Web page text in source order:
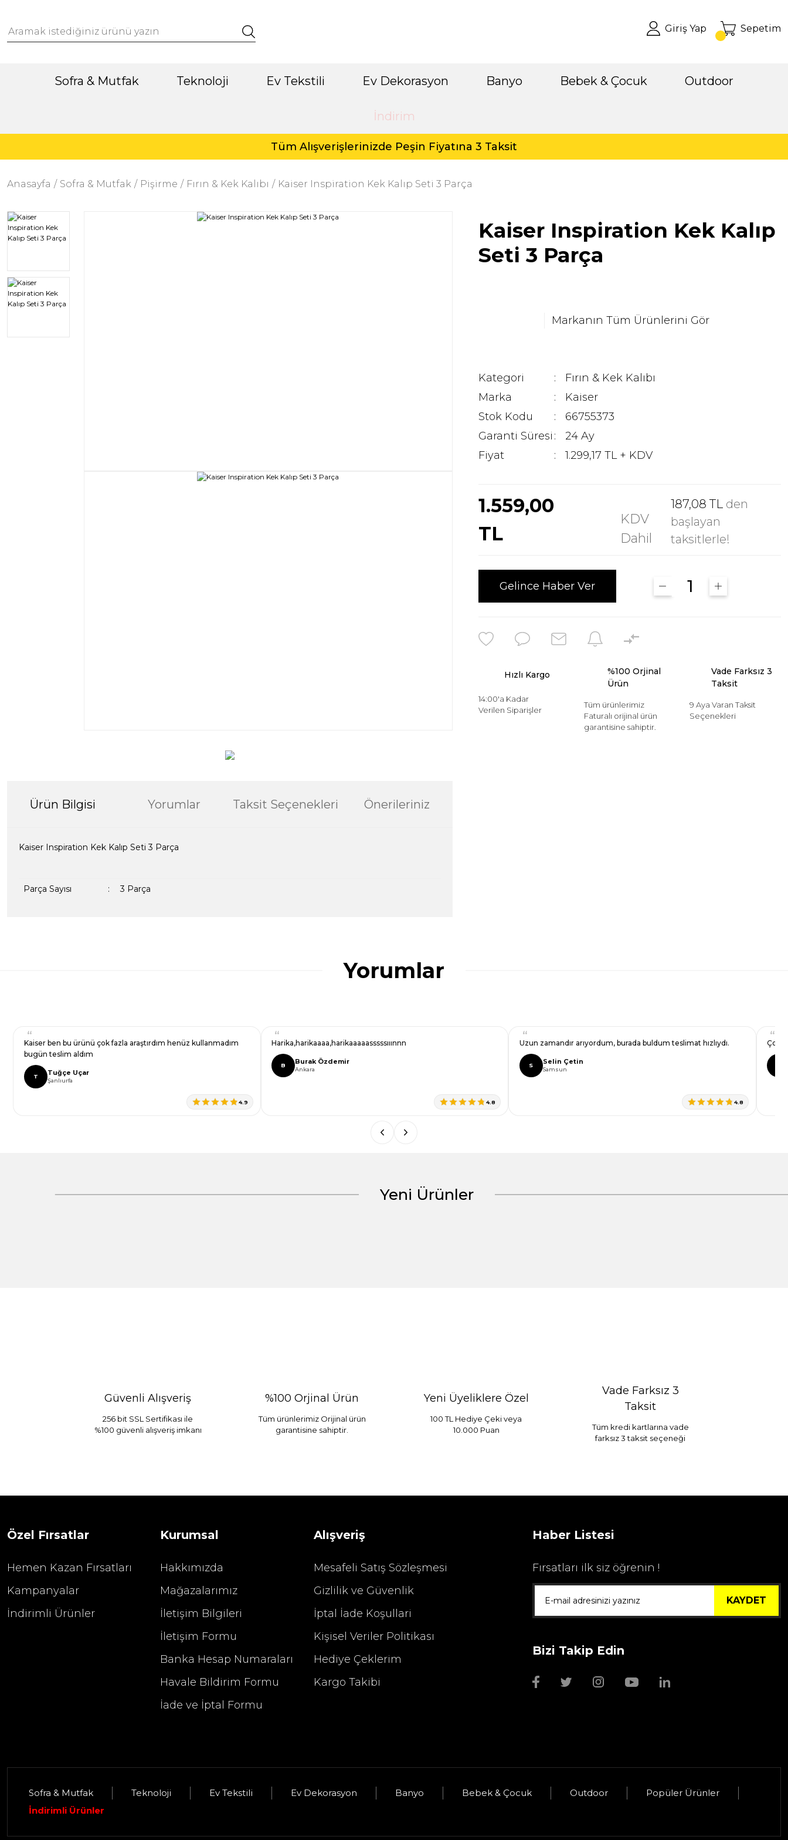
Giriş Yap Sepetim
Sofra & Mutfak Teknoloji Ev Tekstili Ev Dekorasyon Banyo Bebek & Çocuk Outdoor
İndirim
Tüm Alışverişlerinizde Peşin Fiyatına 3 Taksit
Anasayfa Sofra & Mutfak Pişirme Fırın & Kek Kalıbı Kaiser Inspiration Kek Kalıp Seti 3 Parça
Ürün Bilgisi Yorumlar Taksit Seçenekleri Önerileriniz
Kaiser Inspiration Kek Kalıp Seti 3 Parça
Parça Sayısı : 3 Parça
Bu ürüne benzer farklı alternatifler olmalı.
Kaiser Inspiration Kek Kalıp
Seti 3 Parça
Markanın Tüm Ürünlerini Gör
Kategori
Fırın & Kek Kalıbı
Marka
Kaiser
Stok Kodu
66755373
Garanti Süresi
24 Ay
Fiyat
1.299,17 TL + KDV
1.559,00
TL
KDV
Dahil
187,08 TLden
başlayan
taksitlerle!
Gelince Haber Ver
Hızlı Kargo
14:00'a Kadar
Verilen Siparişler
%100 Orjinal
Ürün
Tüm ürünlerimiz
Faturalı orijinal ürün
garantisine sahiptir.
Vade Farksız 3
Taksit
9 Aya Varan Taksit
Seçenekleri
Yorumlar
Kaiser ben bu ürünü çok fazla araştırdım henüz kullanmadım
bugün teslim aldım
T Tuğçe Uçar
Şanlıurfa
4.9
Harika,harikaaaa,harikaaaaasssssııınnn
B Burak Özdemir
Ankara
4.8
Uzun zamandır arıyordum, burada buldum teslimat hızlıydı.
S Selin Çetin
Samsun
4.8
Çok
Yeni Ürünler
2.400,00 TL 1.680,00 TL
Selim Dekor Elise 13x18 Çerçeve Gümüş Selim Dekor Altıgen Aynalı Tepsi Vizon
Wmf Bıçak Bileyi
Güvenli Alışveriş
256 bit SSL Sertifikası ile
%100 güvenli alışveriş imkanı
%100 Orjinal Ürün
Tüm ürünlerimiz Orijinal ürün
garantisine sahiptir.
Yeni Üyeliklere Özel
100 TL Hediye Çeki veya
10.000 Puan
Vade Farksız 3
Taksit
Tüm kredi kartlarına vade
farksız 3 taksit seçeneği
Özel Fırsatlar
Hemen Kazan Fırsatları
Kampanyalar
İndirimli Ürünler
Kurumsal
Hakkımızda
Mağazalarımız
İletişim Bilgileri
İletişim Formu
Banka Hesap Numaraları
Havale Bildirim Formu
İade ve İptal Formu
Alışveriş
Mesafeli Satış Sözleşmesi
Gizlilik ve Güvenlik
İptal İade Koşullari
Kişisel Veriler Politikası
Hediye Çeklerim
Kargo Takibi
Haber Listesi
Fırsatları ilk siz öğrenin !
KAYDET
Bizi Takip Edin
Sofra & Mutfak Teknoloji Ev Tekstili Ev Dekorasyon Banyo Bebek & Çocuk Outdoor
Popüler Ürünler
İndirimli Ürünler